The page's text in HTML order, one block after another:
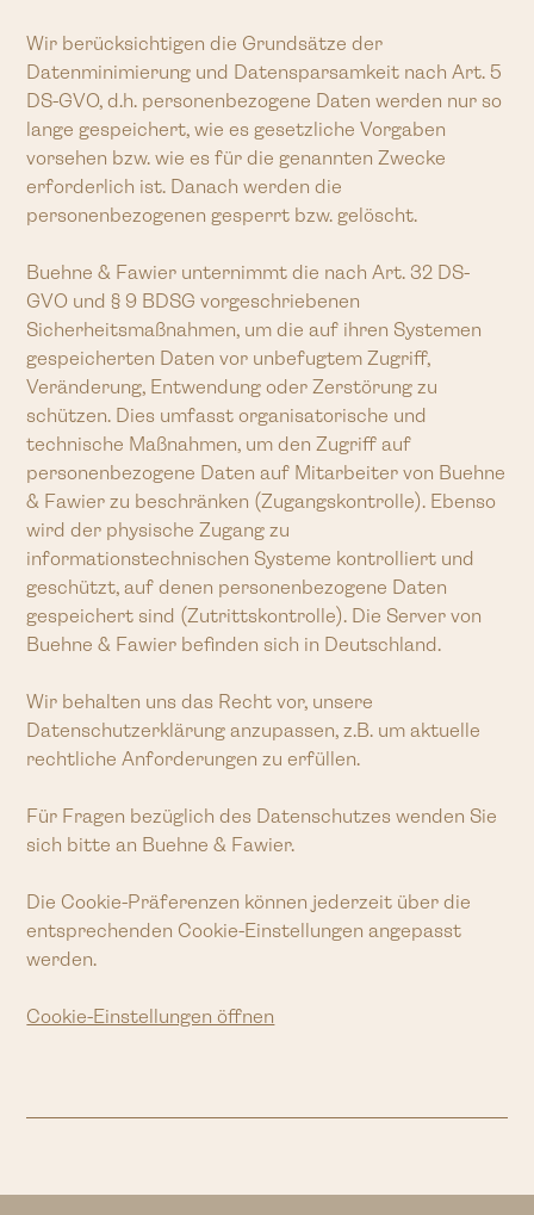
Wir berücksichtigen die Grundsätze der
Datenminimierung und Datensparsamkeit nach Art. 5
DS-GVO, d.h. personenbezogene Daten werden nur so
lange gespeichert, wie es gesetzliche Vorgaben
vorsehen bzw. wie es für die genannten Zwecke
erforderlich ist. Danach werden die
personenbezogenen gesperrt bzw. gelöscht.
Buehne & Fawier unternimmt die nach Art. 32 DS-
GVO und § 9 BDSG vorgeschriebenen
Sicherheitsmaßnahmen, um die auf ihren Systemen
gespeicherten Daten vor unbefugtem Zugriff,
Veränderung, Entwendung oder Zerstörung zu
schützen. Dies umfasst organisatorische und
technische Maßnahmen, um den Zugriff auf
personenbezogene Daten auf Mitarbeiter von Buehne
& Fawier zu beschränken (Zugangskontrolle). Ebenso
wird der physische Zugang zu
informationstechnischen Systeme kontrolliert und
geschützt, auf denen personenbezogene Daten
gespeichert sind (Zutrittskontrolle). Die Server von
Buehne & Fawier befinden sich in Deutschland.
Wir behalten uns das Recht vor, unsere
Datenschutzerklärung anzupassen, z.B. um aktuelle
rechtliche Anforderungen zu erfüllen.
Für Fragen bezüglich des Datenschutzes wenden Sie
sich bitte an Buehne & Fawier.
Die Cookie-Präferenzen können jederzeit über die
entsprechenden Cookie-Einstellungen angepasst
werden.
Cookie-Einstellungen öffnen